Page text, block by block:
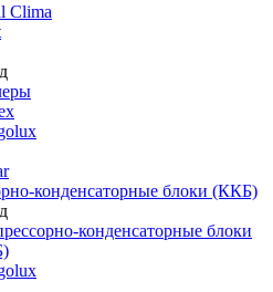
Clima
конденсаторные блоки (ККБ)
конденсаторные блоки